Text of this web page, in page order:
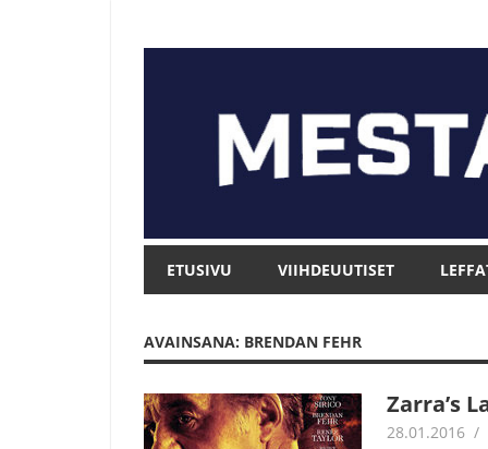
Mesta.net
ETUSIVU VIIHDEUUTISET
AVAINSANA: BRENDAN FEHR
Zarra’s
28.01.2016